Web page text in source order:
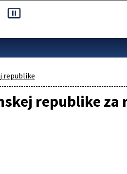
pause_presentation
republike
republike za